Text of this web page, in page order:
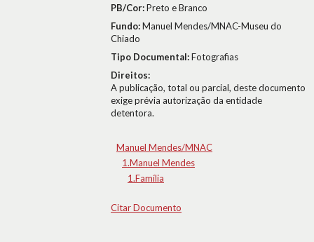
PB/Cor:Preto e Branco
Fundo:Manuel Mendes/MNAC-Museu do
Chiado
Tipo Documental:Fotografias
Direitos:
A publicação, total ou parcial, deste documento
exige prévia autorização da entidade
detentora.
Manuel Mendes/MNAC
1.Manuel Mendes
1.Família
Citar Documento